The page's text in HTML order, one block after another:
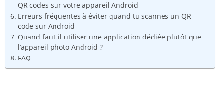
QR codes sur votre appareil Android
Erreurs fréquentes à éviter quand tu scannes un QR
code sur Android
Quand faut-il utiliser une application dédiée plutôt que
l’appareil photo Android ?
FAQ